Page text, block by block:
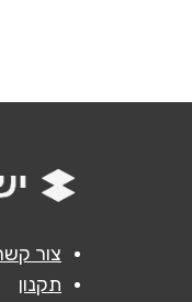
צור
תקנון